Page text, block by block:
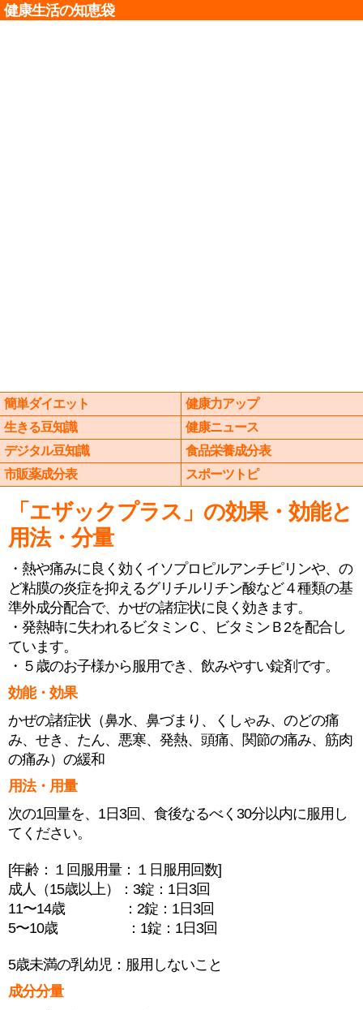
健康生活の知恵袋
簡単ダイエット
健康力アップ
生きる豆知識
健康ニュース
デジタル豆知識
食品栄養成分表
市販薬成分表
スポーツトピ
「エザックプラス」の効果・効能と
用法・分量
・熱や痛みに良く効くイソプロピルアンチピリンや、の
ど粘膜の炎症を抑えるグリチルリチン酸など４種類の基
準外成分配合で、かぜの諸症状に良く効きます。
・発熱時に失われるビタミンＣ、ビタミンＢ2を配合し
ています。
・５歳のお子様から服用でき、飲みやすい錠剤です。
効能・効果
かぜの諸症状（鼻水、鼻づまり、くしゃみ、のどの痛
み、せき、たん、悪寒、発熱、頭痛、関節の痛み、筋肉
の痛み）の緩和
用法・用量
次の1回量を、1日3回、食後なるべく30分以内に服用し
てください。
[年齢：１回服用量：１日服用回数]
成人（15歳以上）：3錠：1日3回
11〜14歳 ：2錠：1日3回
5〜10歳 ：1錠：1日3回
5歳未満の乳幼児：服用しないこと
成分分量